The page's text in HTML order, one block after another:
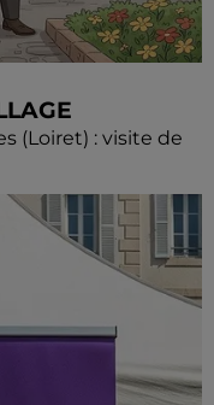
(Loiret) : visite de